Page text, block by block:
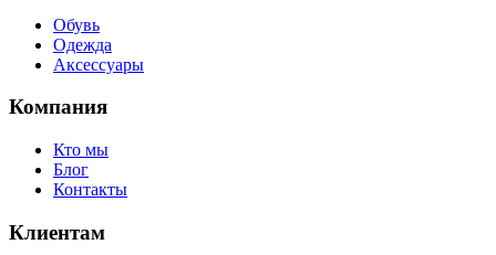
Обувь
Одежда
Аксессуары
Компания
Кто мы
Блог
Контакты
Клиентам